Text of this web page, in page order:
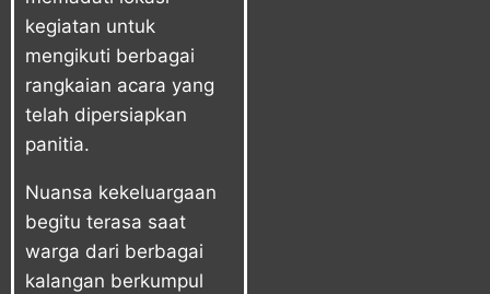
kegiatan untuk
mengikuti berbagai
rangkaian acara yang
telah dipersiapkan
panitia.
Nuansa kekeluargaan
begitu terasa saat
warga dari berbagai
kalangan berkumpul